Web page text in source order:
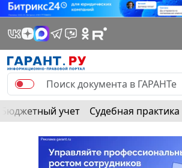
Бюджетный учет Судебная практика